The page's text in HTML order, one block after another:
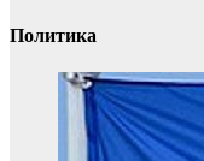
Политика